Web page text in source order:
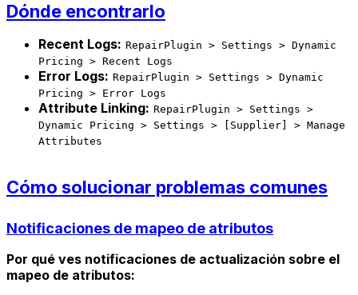
Dónde encontrarlo
Recent Logs: RepairPlugin > Settings > Dynamic
Pricing > Recent Logs
Error Logs: RepairPlugin > Settings > Dynamic
Pricing > Error Logs
Attribute Linking: RepairPlugin > Settings >
Dynamic Pricing > Settings > [Supplier] > Manage
Attributes
Cómo solucionar problemas comunes
Notificaciones de mapeo de atributos
Por qué ves notificaciones de actualización sobre el
mapeo de atributos: